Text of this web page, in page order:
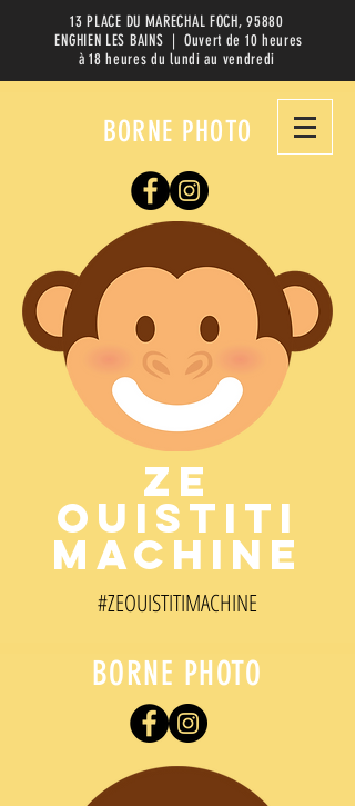
13 PLACE DU MARECHAL FOCH, 95880
ENGHIEN LES BAINS | Ouvert de 10 heures
à 18 heures du lundi au vendredi
BORNE PHOTO
ZE
OUISTITI
MACHINE
#ZEOUISTITIMACHINE
BORNE PHOTO